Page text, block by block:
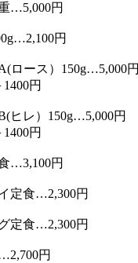
…5,000円
円
ロース）150g…5,000円
円
ヒレ）150g…5,000円
円
…3,100円
定食…2,300円
定食…2,300円
円